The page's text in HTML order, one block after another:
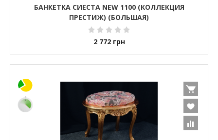
БАНКЕТКА СИЕСТА NEW 1100 (КОЛЛЕКЦИЯ
ПРЕСТИЖ) (БОЛЬШАЯ)
2 772 грн